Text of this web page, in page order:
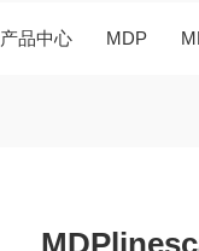
产品中心 MDP